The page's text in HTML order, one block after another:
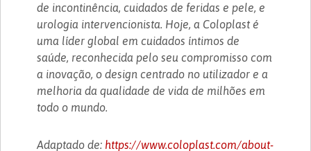
de incontinência, cuidados de feridas e pele, e
urologia intervencionista. Hoje, a Coloplast é
uma líder global em cuidados íntimos de
saúde, reconhecida pelo seu compromisso com
a inovação, o design centrado no utilizador e a
melhoria da qualidade de vida de milhões em
todo o mundo.
Adaptado de: https://www.coloplast.com/about-